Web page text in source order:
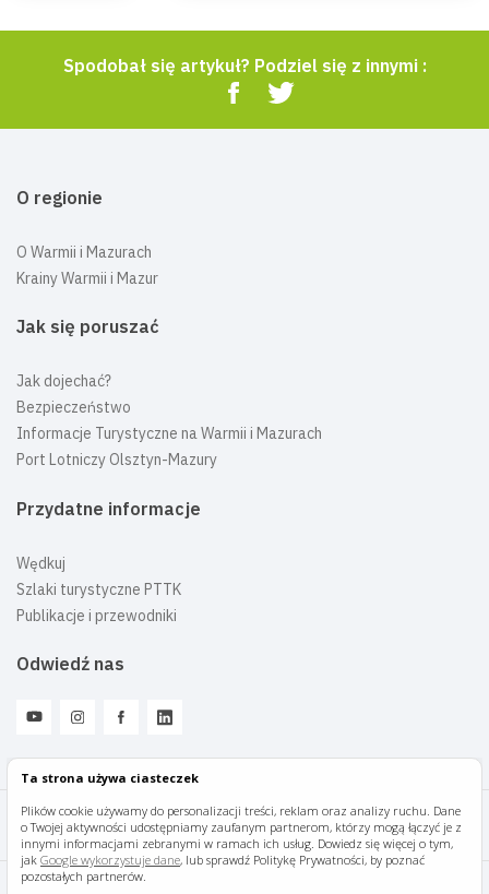
Ta strona używa ciasteczek
Plików cookie używamy do personalizacji treści, reklam oraz analizy ruchu. Dane
o Twojej aktywności udostępniamy zaufanym partnerom, którzy mogą łączyć je z
innymi informacjami zebranymi w ramach ich usług. Dowiedz się więcej o tym,
jak Google wykorzystuje dane, lub sprawdź Politykę Prywatności, by poznać
pozostałych partnerów.
Spodobał się artykuł? Podziel się z innymi :
O regionie
O Warmii i Mazurach
Krainy Warmii i Mazur
Jak się poruszać
Jak dojechać?
Bezpieczeństwo
Informacje Turystyczne na Warmii i Mazurach
Port Lotniczy Olsztyn-Mazury
Przydatne informacje
Wędkuj
Szlaki turystyczne PTTK
Publikacje i przewodniki
Odwiedź nas
Mazury Travel © 2026